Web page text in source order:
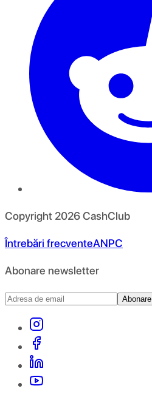
Copyright 2026CashClub
Întrebări frecventeANPC
Abonare newsletter
Abonare